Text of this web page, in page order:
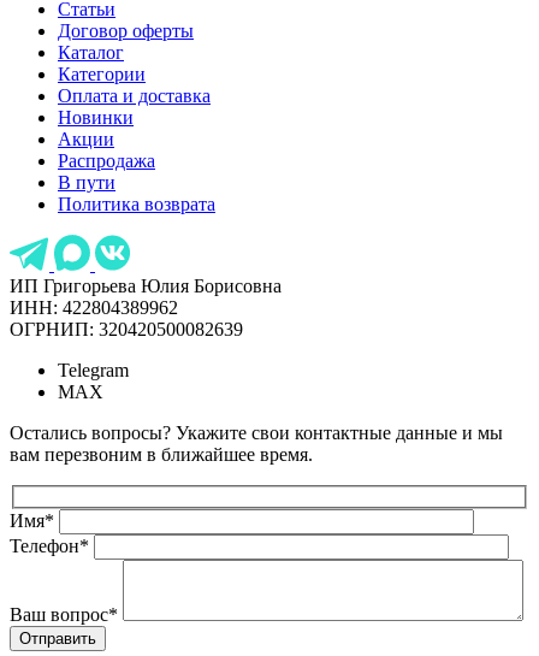
Статьи
Договор оферты
Каталог
Категории
Оплата и доставка
Новинки
Акции
Распродажа
В пути
Политика возврата
ИП Григорьева Юлия Борисовна
ИНН: 422804389962
ОГРНИП: 320420500082639
Telegram
MAX
Остались вопросы? Укажите свои контактные данные и мы
вам перезвоним в ближайшее время.
Имя*
Телефон*
Ваш вопрос*